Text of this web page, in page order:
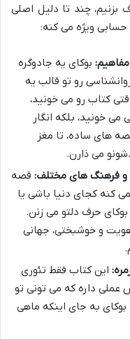
بزنیم، چند تا دلیل اصلی
حسابی ویژه می کنه:
بوکای یه جادوگره
رو تو قالب یه
کتاب رو می خونید،
خونید، بلکه انگار
های ساده، تا مغز
می ذارن.
و فرهنگ های مختلف: قصه
کنه کجای دنیا باشی یا
حرف دلتو می زنن.
و خوشبختی، جهانی
این کتاب فقط تئوری
داره که می تونی تو
به جای اینکه ماهی